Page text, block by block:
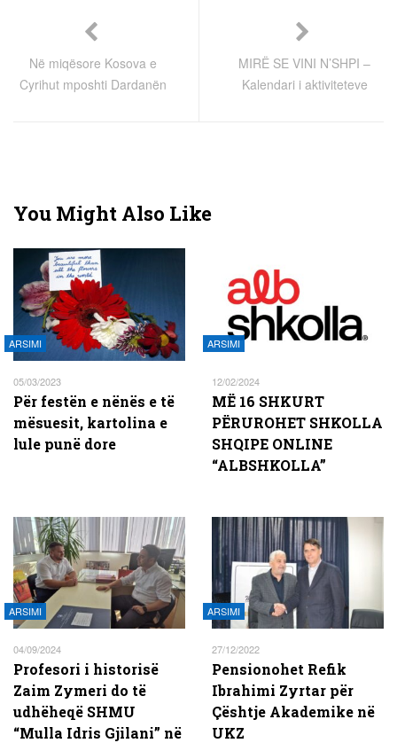
Në miqësore Kosova e
Cyrihut mposhti Dardanën
MIRË SE VINI N’SHPI –
Kalendari i aktiviteteve
You Might Also Like
ARSIMI
05/03/2023
Për festën e nënës e të
mësuesit, kartolina e
lule punë dore
ARSIMI
12/02/2024
MË 16 SHKURT
PËRUROHET SHKOLLA
SHQIPE ONLINE
“ALBSHKOLLA”
ARSIMI
04/09/2024
Profesori i historisë
Zaim Zymeri do të
udhëheqë SHMU
“Mulla Idris Gjilani” në
ARSIMI
27/12/2022
Pensionohet Refik
Ibrahimi Zyrtar për
Çështje Akademike në
UKZ